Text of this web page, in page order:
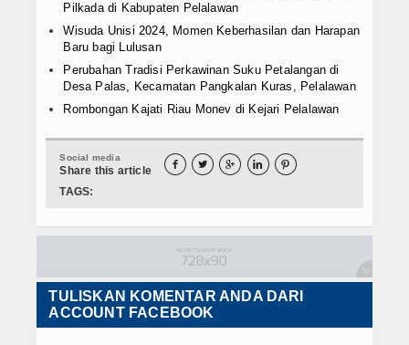
Pilkada di Kabupaten Pelalawan
Wisuda Unisi 2024, Momen Keberhasilan dan Harapan
Baru bagi Lulusan
Perubahan Tradisi Perkawinan Suku Petalangan di
Desa Palas, Kecamatan Pangkalan Kuras, Pelalawan
Rombongan Kajati Riau Monev di Kejari Pelalawan
Social media
Share this article     
TAGS:
TULISKAN KOMENTAR ANDA DARI
ACCOUNT FACEBOOK